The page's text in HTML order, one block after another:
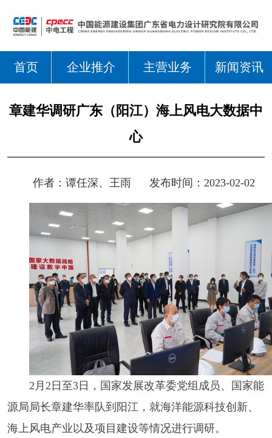
首页 企业推介 主营业务 新闻资讯
章建华调研广东（阳江）海上风电大数据中
心
作者： 谭任深、王雨 发布时间：2023-02-02
2月2日至3日，国家发展改革委党组成员、国家能
源局局长章建华率队到阳江，就海洋能源科技创新、
海上风电产业以及项目建设等情况进行调研。